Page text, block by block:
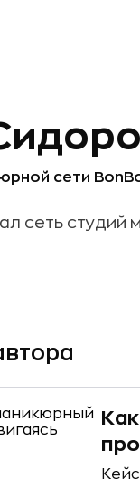
сети
сеть студий